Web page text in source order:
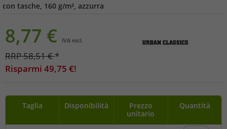
con tasche, 160 g/m², azzurra
8,77 € IVA escl.
RRP58,51€*
Risparmi 49,75 €!
Taglia Disponibilità
Prezzo
unitario
Quantità